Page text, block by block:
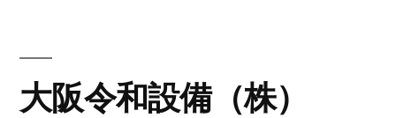
大阪令和設備（株）